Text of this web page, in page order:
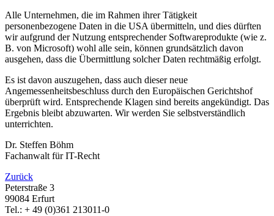
Alle Unternehmen, die im Rahmen ihrer Tätigkeit
personenbezogene Daten in die USA übermitteln, und dies dürften
wir aufgrund der Nutzung entsprechender Softwareprodukte (wie z.
B. von Microsoft) wohl alle sein, können grundsätzlich davon
ausgehen, dass die Übermittlung solcher Daten rechtmäßig erfolgt.
Es ist davon auszugehen, dass auch dieser neue
Angemessenheitsbeschluss durch den Europäischen Gerichtshof
überprüft wird. Entsprechende Klagen sind bereits angekündigt. Das
Ergebnis bleibt abzuwarten. Wir werden Sie selbstverständlich
unterrichten.
Dr. Steffen Böhm
Fachanwalt für IT-Recht
Zurück
Peterstraße 3
99084 Erfurt
Tel.: + 49 (0)361 213011-0